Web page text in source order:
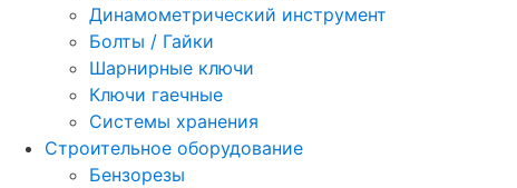
Динамометрический инструмент
Болты / Гайки
Шарнирные ключи
Ключи гаечные
Системы хранения
Строительное оборудование
Бензорезы